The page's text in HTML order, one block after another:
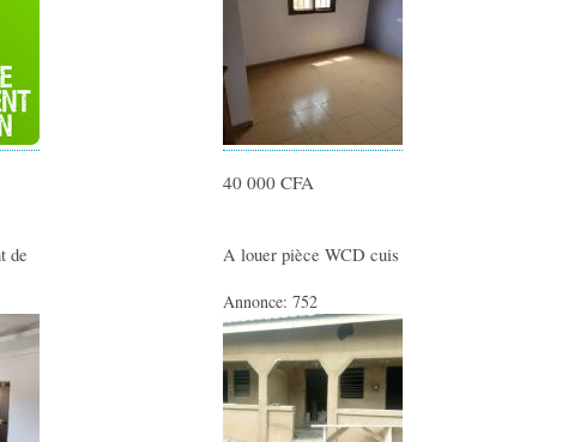
40 000 CFA
de A louer pièce WCD cuis
Annonce:752